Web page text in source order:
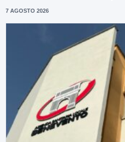
7 AGOSTO 2026